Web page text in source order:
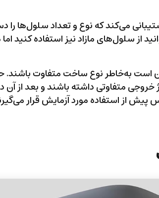
می‌کند که نوع و تعداد سلول‌ها را
از سلول‌های مازاد نیز استفاده کنید
به‌خاطر نوع ساخت متفاوت باشند.
از استفاده مورد آزمایش قرار